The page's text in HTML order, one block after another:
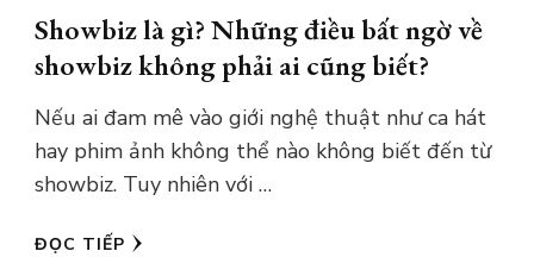
Showbiz là gì? Những điều bất ngờ về
showbiz không phải ai cũng biết?
Nếu ai đam mê vào giới nghệ thuật như ca hát
hay phim ảnh không thể nào không biết đến từ
showbiz. Tuy nhiên với …
ĐỌC TIẾP